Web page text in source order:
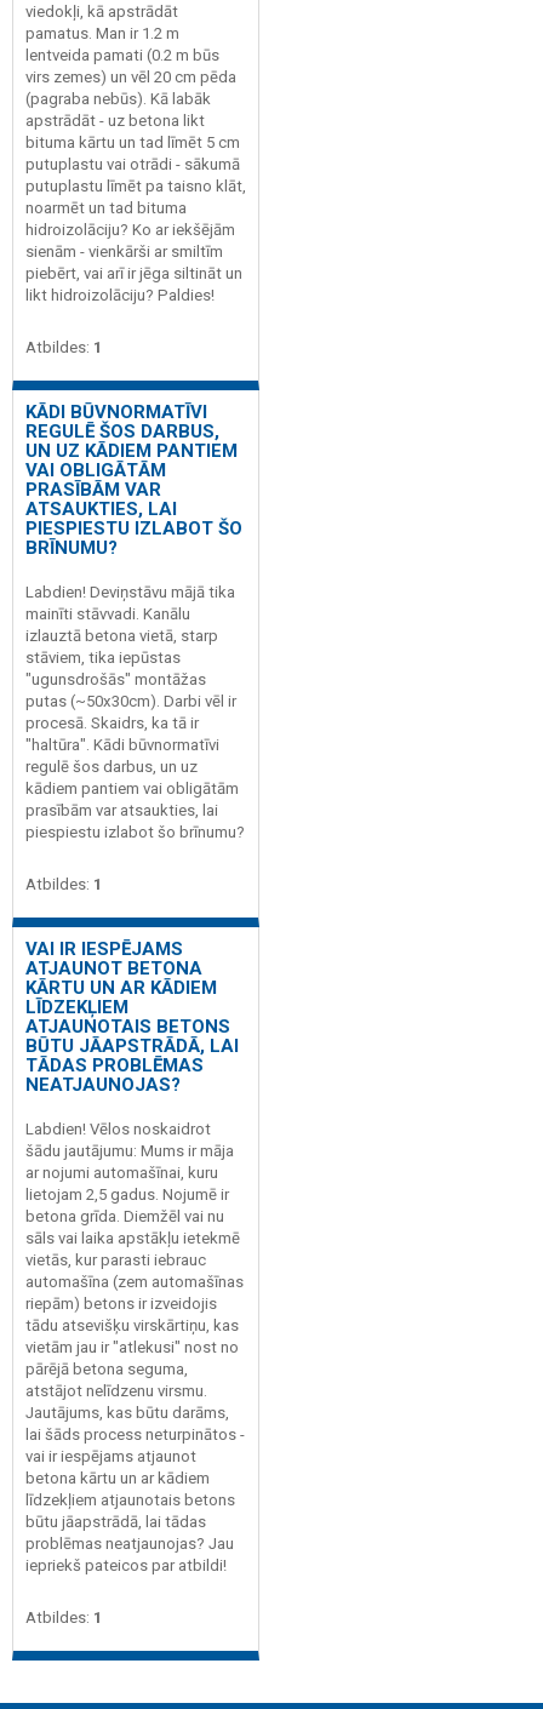
viedokļi, kā apstrādāt
pamatus. Man ir 1.2 m
lentveida pamati (0.2 m būs
virs zemes) un vēl 20 cm pēda
(pagraba nebūs). Kā labāk
apstrādāt - uz betona likt
bituma kārtu un tad līmēt 5 cm
putuplastu vai otrādi - sākumā
putuplastu līmēt pa taisno klāt,
noarmēt un tad bituma
hidroizolāciju? Ko ar iekšējām
sienām - vienkārši ar smiltīm
piebērt, vai arī ir jēga siltināt un
likt hidroizolāciju? Paldies!
Atbildes: 1
KĀDI BŪVNORMATĪVI
REGULĒ ŠOS DARBUS,
UN UZ KĀDIEM PANTIEM
VAI OBLIGĀTĀM
PRASĪBĀM VAR
ATSAUKTIES, LAI
PIESPIESTU IZLABOT ŠO
BRĪNUMU?
Labdien! Deviņstāvu mājā tika
mainīti stāvvadi. Kanālu
izlauztā betona vietā, starp
stāviem, tika iepūstas
"ugunsdrošās" montāžas
putas (~50x30cm). Darbi vēl ir
procesā. Skaidrs, ka tā ir
"haltūra". Kādi būvnormatīvi
regulē šos darbus, un uz
kādiem pantiem vai obligātām
prasībām var atsaukties, lai
piespiestu izlabot šo brīnumu?
Atbildes: 1
VAI IR IESPĒJAMS
ATJAUNOT BETONA
KĀRTU UN AR KĀDIEM
LĪDZEKĻIEM
ATJAUNOTAIS BETONS
BŪTU JĀAPSTRĀDĀ, LAI
TĀDAS PROBLĒMAS
NEATJAUNOJAS?
Labdien! Vēlos noskaidrot
šādu jautājumu: Mums ir māja
ar nojumi automašīnai, kuru
lietojam 2,5 gadus. Nojumē ir
betona grīda. Diemžēl vai nu
sāls vai laika apstākļu ietekmē
vietās, kur parasti iebrauc
automašīna (zem automašīnas
riepām) betons ir izveidojis
tādu atsevišķu virskārtiņu, kas
vietām jau ir "atlekusi" nost no
pārējā betona seguma,
atstājot nelīdzenu virsmu.
Jautājums, kas būtu darāms,
lai šāds process neturpinātos -
vai ir iespējams atjaunot
betona kārtu un ar kādiem
līdzekļiem atjaunotais betons
būtu jāapstrādā, lai tādas
problēmas neatjaunojas? Jau
iepriekš pateicos par atbildi!
Atbildes: 1